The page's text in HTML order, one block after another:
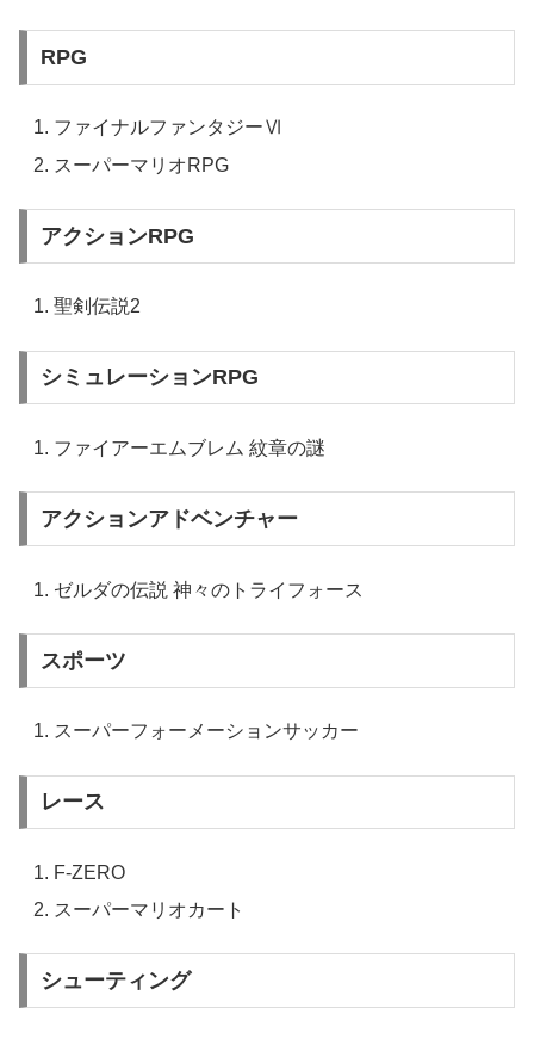
RPG
ファイナルファンタジーⅥ
スーパーマリオRPG
アクションRPG
聖剣伝説2
シミュレーションRPG
ファイアーエムブレム 紋章の謎
アクションアドベンチャー
ゼルダの伝説 神々のトライフォース
スポーツ
スーパーフォーメーションサッカー
レース
F-ZERO
スーパーマリオカート
シューティング